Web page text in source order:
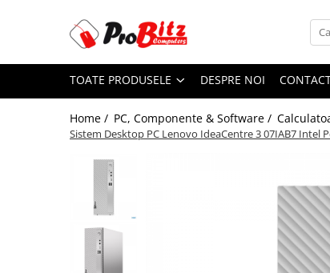
Toate Produsele
Laptopuri si accesorii
Laptopuri Noi
Laptopuri Refurbished
Laptopuri Second-hand
Componente NOI Laptop
Memorii laptop
Hard Disk-uri laptop
TOATE PRODUSELE DESPRE NOI
Home / PC, Componente & Software /
Sistem Desktop PC Lenovo IdeaCentre 3 07IAB7 Intel